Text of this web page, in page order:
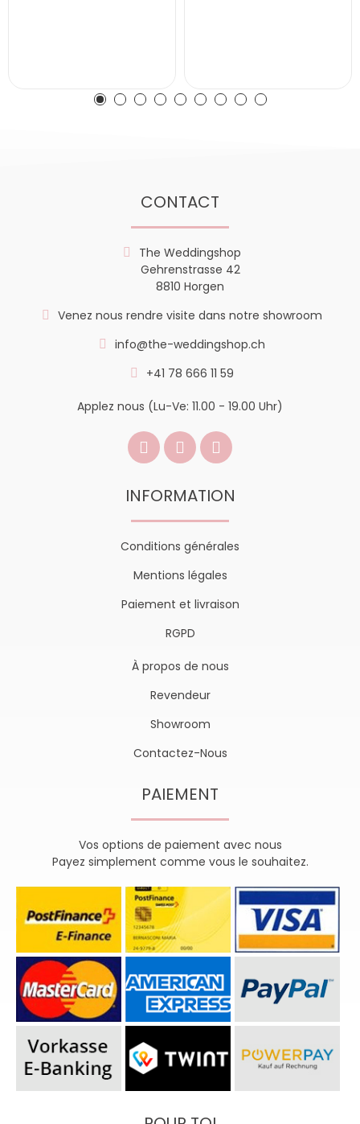
CONTACT
The Weddingshop
Gehrenstrasse 42
8810 Horgen
Venez nous rendre visite dans notre showroom
info@the-weddingshop.ch
+41 78 666 11 59
Applez nous (Lu-Ve: 11.00 - 19.00 Uhr)
INFORMATION
Conditions générales
Mentions légales
Paiement et livraison
RGPD
À propos de nous
Revendeur
Showroom
Contactez-Nous
PAIEMENT
Vos options de paiement avec nous
Payez simplement comme vous le souhaitez.